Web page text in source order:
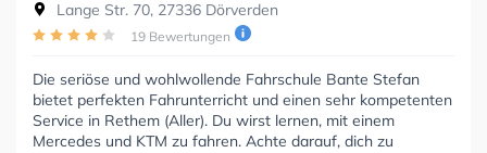
Lange Str. 70, 27336 Dörverden
19 Bewertungen
Die seriöse und wohlwollende Fahrschule Bante Stefan
bietet perfekten Fahrunterricht und einen sehr kompetenten
Service in Rethem (Aller). Du wirst lernen, mit einem
Mercedes und KTM zu fahren. Achte darauf, dich zu